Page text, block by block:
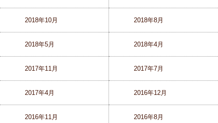
2018年10月 2018年8月
2018年5月 2018年4月
2017年11月 2017年7月
2017年4月 2016年12月
2016年11月 2016年8月